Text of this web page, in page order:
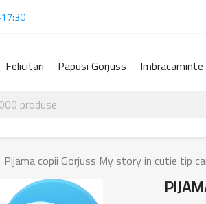
Felicitari Papusi Gorjuss Imbracaminte
Pijama copii Gorjuss My story in cutie tip